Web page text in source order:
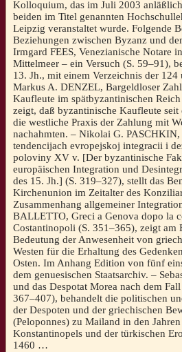
Kolloquium, das im Juli 2003
beiden im Titel genannten
Leipzig veranstaltet wurde. Folgende
Beziehungen zwischen Byzanz und
Irmgard FEES, Venezianische Notare
Mittelmeer – ein Versuch (S. 59–91),
13. Jh., mit einem Verzeichnis der 124
Markus A. DENZEL, Bargeldloser
Kaufleute im spätbyzantinischen
zeigt, daß byzantinische Kaufleute seit
die westliche Praxis der Zahlung mit
nachahmten. – Nikolai G.
tendencijach evropejskoj integracii i
poloviny XV v. [Der byzantinische
europäischen Integration und
des 15. Jh.] (S. 319–327), stellt das
Kirchenunion im Zeitalter des
Zusammenhang allgemeiner
BALLETTO, Greci a Genova dopo la
Costantinopoli (S. 351–365), zeigt am
Bedeutung der Anwesenheit von
Westen für die Erhaltung des
Osten. Im Anhang Edition von fünf
dem genuesischen Staatsarchiv. –
und das Despotat Morea nach dem
367–407), behandelt die politischen
der Despoten und der griechischen
(Peloponnes) zu Mailand in den
Konstantinopels und der türkischen
1460 …